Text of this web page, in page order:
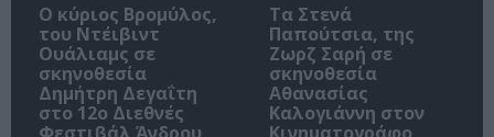
O κύριος Βρομύλος,
του Ντέιβιντ
Ουάλιαμς σε
σκηνοθεσία
Δημήτρη Δεγαΐτη
στο 12ο Διεθνές
Τα Στενά
Παπούτσια, της
Ζωρζ Σαρή σε
σκηνοθεσία
Αθανασίας
Καλογιάννη στον